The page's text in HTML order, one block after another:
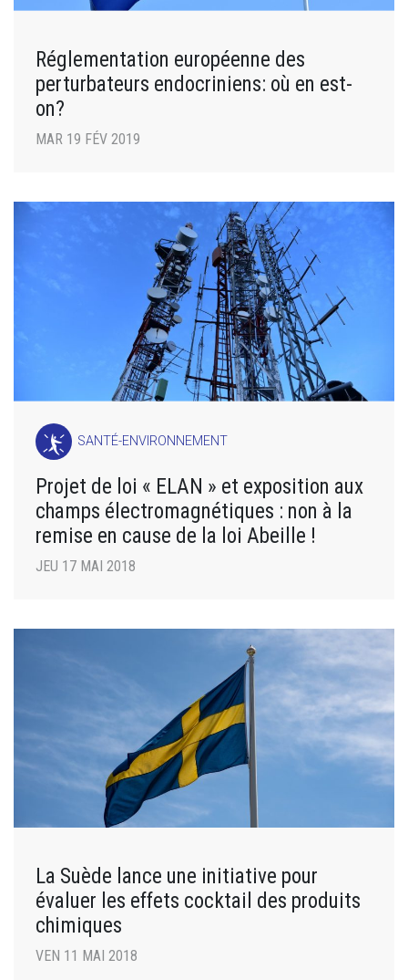
Réglementation européenne des
perturbateurs endocriniens: où en est-
on?
MAR 19 FÉV 2019
SANTÉ-ENVIRONNEMENT
Projet de loi « ELAN » et exposition aux
champs électromagnétiques : non à la
remise en cause de la loi Abeille !
JEU 17 MAI 2018
La Suède lance une initiative pour
évaluer les effets cocktail des produits
chimiques
VEN 11 MAI 2018